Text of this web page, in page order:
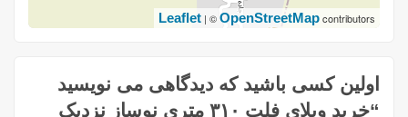
Leaflet | ©OpenStreetMapcontributors
اولین کسی باشید که دیدگاهی می نویسید
“خرید ویلای فلت ۳۱۰ متری نوساز نزدیک